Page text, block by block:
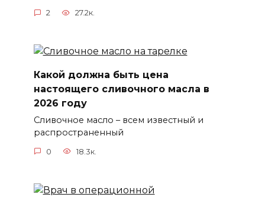
2 27.2к.
Какой должна быть цена
настоящего сливочного масла в
2026 году
Сливочное масло – всем известный и
распространенный
0 18.3к.